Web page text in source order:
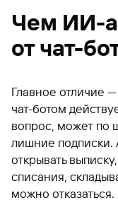
Чем ИИ-
от чат-
Главное отличие
чат-ботом
вопрос, может по
лишние подписки.
открывать
списания,
можно отказаться.